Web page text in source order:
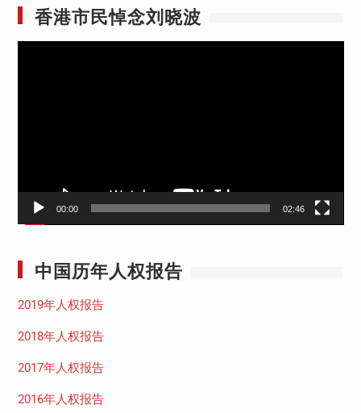
香港市民悼念刘晓波
00:00 02:46
中国历年人权报告
2019年人权报告
2018年人权报告
2017年人权报告
2016年人权报告